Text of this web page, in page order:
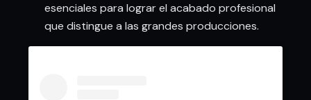
esenciales para lograr el acabado profesional
que distingue a las grandes producciones.